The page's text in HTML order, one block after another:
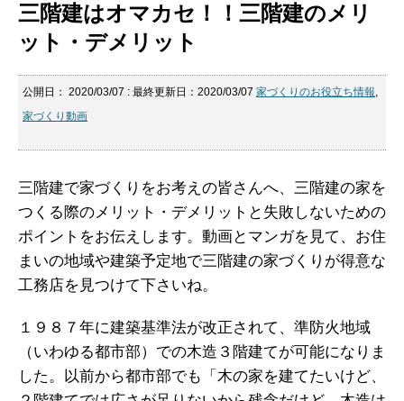
三階建はオマカセ！！三階建のメリ
ット・デメリット
公開日： 2020/03/07 : 最終更新日：2020/03/07 家づくりのお役立ち情報,
家づくり動画
三階建で家づくりをお考えの皆さんへ、三階建の家を
つくる際のメリット・デメリットと失敗しないための
ポイントをお伝えします。動画とマンガを見て、お住
まいの地域や建築予定地で三階建の家づくりが得意な
工務店を見つけて下さいね。
１９８７年に建築基準法が改正されて、準防火地域
（いわゆる都市部）での木造３階建てが可能になりま
した。以前から都市部でも「木の家を建てたいけど、